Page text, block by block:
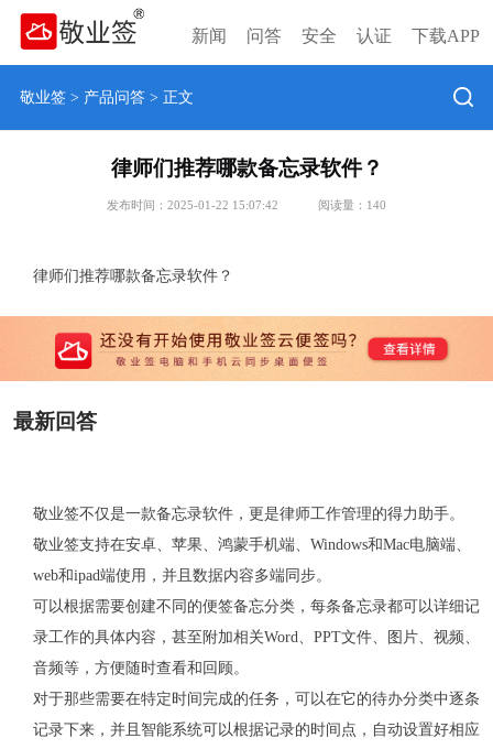
新闻 问答 安全 认证 下载APP
敬业签> 产品问答> 正文
律师们推荐哪款备忘录软件？
发布时间：2025-01-22 15:07:42 阅读量： 140
律师们推荐哪款备忘录软件？
最新回答
敬业签不仅是一款备忘录软件，更是律师工作管理的得力助手。
敬业签支持在安卓、苹果、鸿蒙手机端、 Windows和Mac电脑端、
web和ipad端使用，并且数据内容多端同步。
可以根据需要创建不同的便签备忘分类，每条备忘录都可以详细记
录工作的具体内容，甚至附加相关Word PPT文件、图片、视频、
音频等，方便随时查看和回顾。
对于那些需要在特定时间完成的任务，可以在它的待办分类中逐条
记录下来，并且智能系统可以根据记录的时间点，自动设置好相应